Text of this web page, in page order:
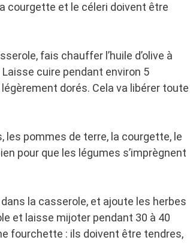
courgette et le céleri doivent être
fais chauffer l’huile d’olive à
Laisse cuire pendant environ 5
dorés. Cela va libérer toute
les pommes de terre, la courgette, le
pour que les légumes s’imprègnent
la casserole, et ajoute les herbes
et laisse mijoter pendant 30 à 40
fourchette : ils doivent être tendres,